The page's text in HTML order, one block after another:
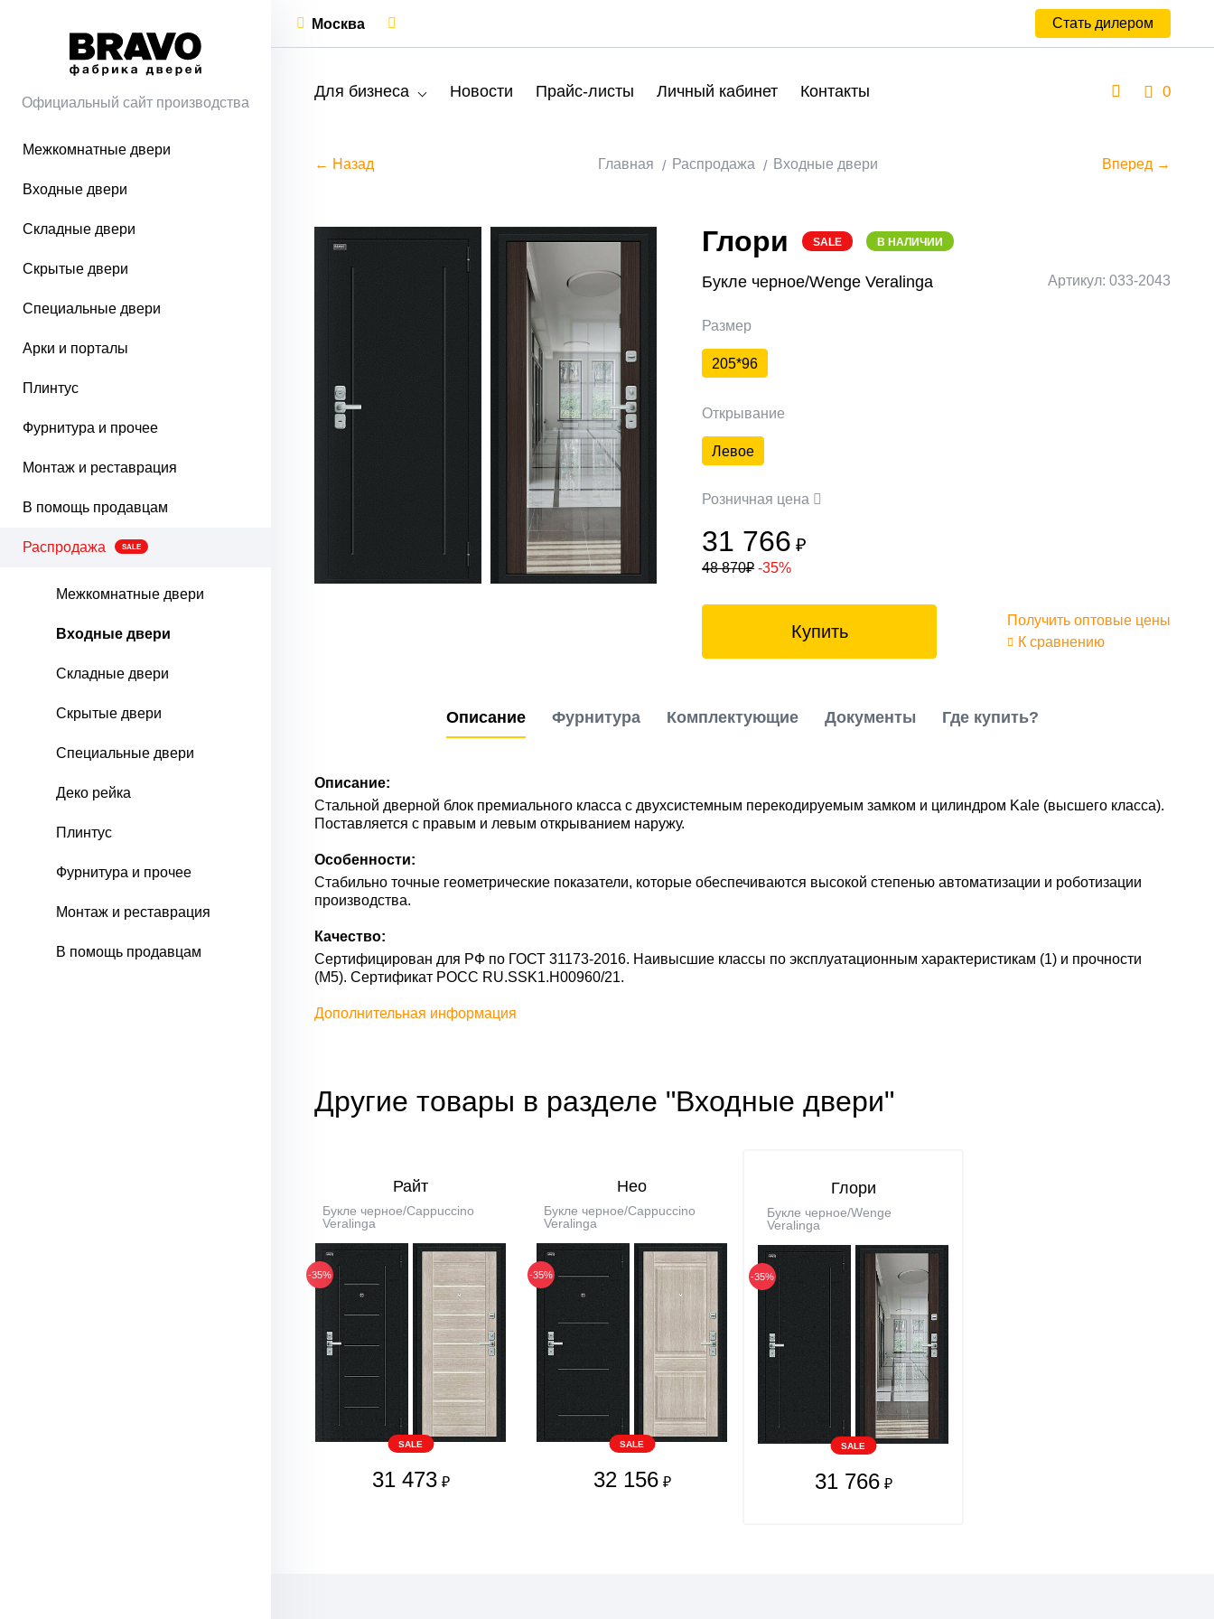
Официальный сайт производства
Межкомнатные двери
Входные двери
Складные двери
Скрытые двери
Специальные двери
Арки и порталы
Плинтус
Фурнитура и прочее
Монтаж и реставрация
В помощь продавцам
Распродажа SALE
Межкомнатные двери
Входные двери
Складные двери
Скрытые двери
Специальные двери
Деко рейка
Плинтус
Фурнитура и прочее
Монтаж и реставрация
В помощь продавцам
Москва Стать дилером
Для бизнеса Новости Прайс-листы Личный кабинет Контакты 0
← Назад Главная Распродажа Входные двери Вперед →
Глори SALE В НАЛИЧИИ
Букле черное/Wenge Veralinga Артикул: 033-2043
Размер
205*96
Открывание
Левое
Розничная цена
31 766 ₽
48 870₽ -35%
Купить
Получить оптовые цены
К сравнению
Описание Фурнитура Комплектующие Документы Где купить?
Описание:
Стальной дверной блок премиального класса с двухсистемным перекодируемым замком и цилиндром Kale (высшего класса).
Поставляется с правым и левым открыванием наружу.
Особенности:
Стабильно точные геометрические показатели, которые обеспечиваются высокой степенью автоматизации и роботизации
производства.
Качество:
Сертифицирован для РФ по ГОСТ 31173-2016. Наивысшие классы по эксплуатационным характеристикам (1) и прочности
(М5). Сертификат POCC RU.SSK1.H00960/21.
Дополнительная информация
Другие товары в разделе "Входные двери"
Райт
Букле черное/Cappuccino
Veralinga
-35%
SALE
31 473 ₽
Нео
Букле черное/Cappuccino
Veralinga
-35%
SALE
32 156 ₽
Глори
Букле черное/Wenge
Veralinga
-35%
SALE
31 766 ₽